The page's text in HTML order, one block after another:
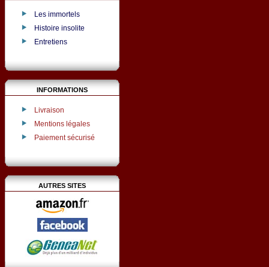
Les immortels
Histoire insolite
Entretiens
INFORMATIONS
Livraison
Mentions légales
Paiement sécurisé
AUTRES SITES